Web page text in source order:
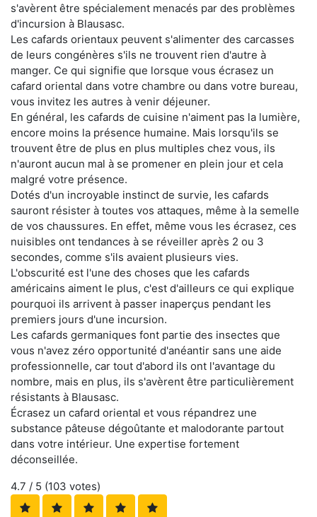
s'avèrent être spécialement menacés par des problèmes
d'incursion à Blausasc.
Les cafards orientaux peuvent s'alimenter des carcasses
de leurs congénères s'ils ne trouvent rien d'autre à
manger. Ce qui signifie que lorsque vous écrasez un
cafard oriental dans votre chambre ou dans votre bureau,
vous invitez les autres à venir déjeuner.
En général, les cafards de cuisine n'aiment pas la lumière,
encore moins la présence humaine. Mais lorsqu'ils se
trouvent être de plus en plus multiples chez vous, ils
n'auront aucun mal à se promener en plein jour et cela
malgré votre présence.
Dotés d'un incroyable instinct de survie, les cafards
sauront résister à toutes vos attaques, même à la semelle
de vos chaussures. En effet, même vous les écrasez, ces
nuisibles ont tendances à se réveiller après 2 ou 3
secondes, comme s'ils avaient plusieurs vies.
L'obscurité est l'une des choses que les cafards
américains aiment le plus, c'est d'ailleurs ce qui explique
pourquoi ils arrivent à passer inaperçus pendant les
premiers jours d'une incursion.
Les cafards germaniques font partie des insectes que
vous n'avez zéro opportunité d'anéantir sans une aide
professionnelle, car tout d'abord ils ont l'avantage du
nombre, mais en plus, ils s'avèrent être particulièrement
résistants à Blausasc.
Écrasez un cafard oriental et vous répandrez une
substance pâteuse dégoûtante et malodorante partout
dans votre intérieur. Une expertise fortement
déconseillée.
4.7 / 5 (103 votes)